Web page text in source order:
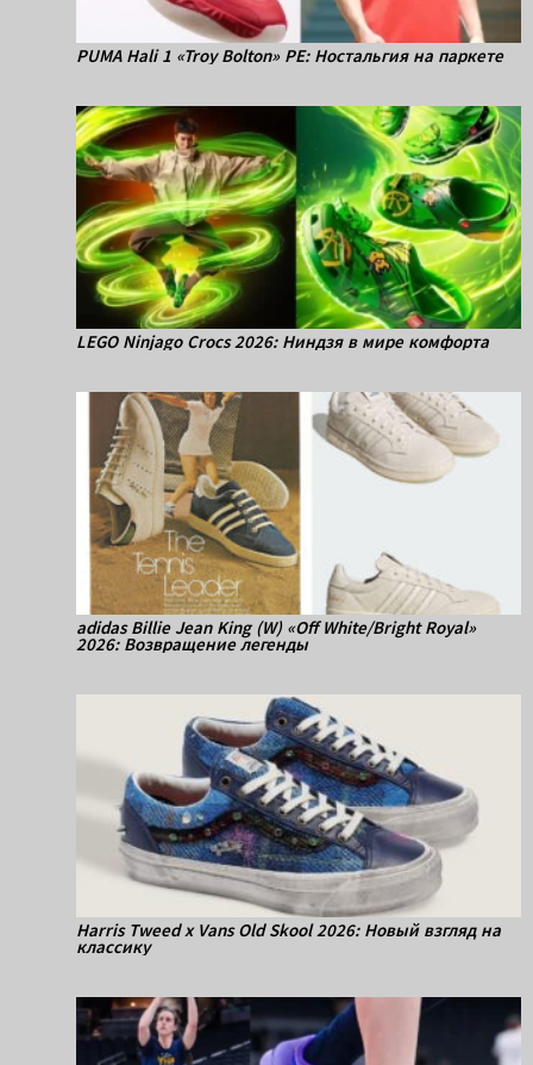
PUMA Hali 1 «Troy Bolton» PE: Ностальгия на паркете
LEGO Ninjago Crocs 2026: Ниндзя в мире комфорта
adidas Billie Jean King (W) «Off White/Bright Royal»
2026: Возвращение легенды
Harris Tweed x Vans Old Skool 2026: Новый взгляд на
классику